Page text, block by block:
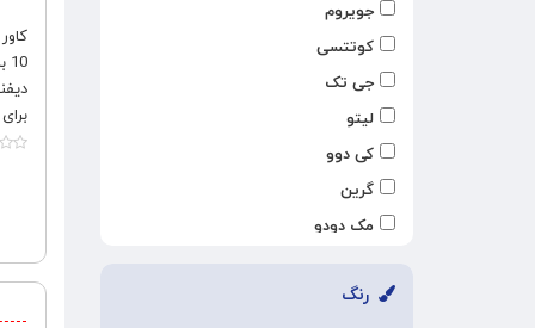
جویروم
کوتتسی
جی تک
لیتو
کی دوو
گرین
مک دودو
متفرقه
رنگ
برای